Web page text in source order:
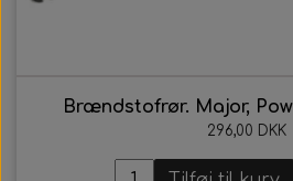
Brændstofrør. Major,
296,00 DKK